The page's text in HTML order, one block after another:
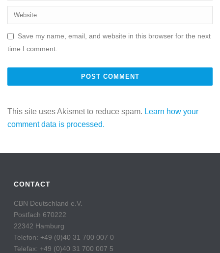
Save my name, email, and website in this browser for the next
time I comment.
This site uses Akismet to reduce spam. Learn how your
comment data is processed.
CONTACT
CBN Deutschland e.V.
Postfach 670222
22342 Hamburg
Telefon: +49 (0)40 31 700 007 0
Telefax: +49 (0)40 31 700 007 5